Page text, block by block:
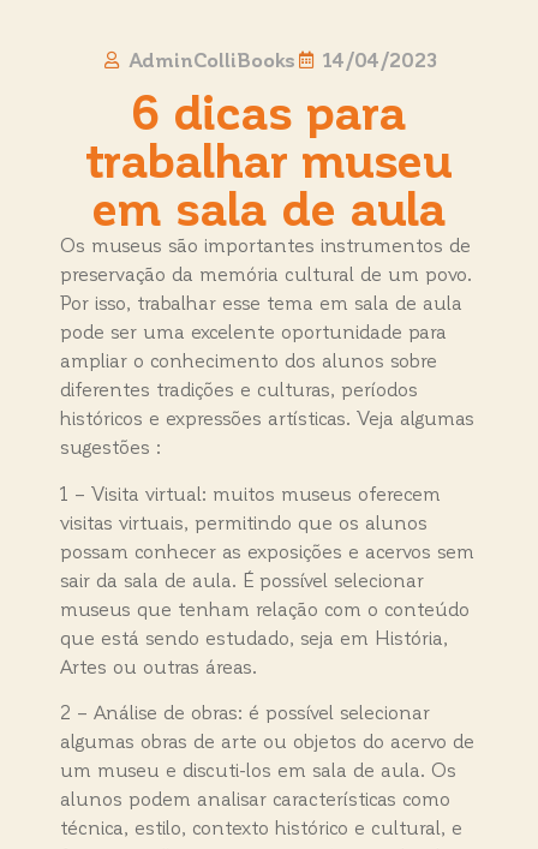
AdminColliBooks 14/04/2023
6 dicas para
trabalhar museu
em sala de aula
Os museus são importantes instrumentos de
preservação da memória cultural de um povo.
Por isso, trabalhar esse tema em sala de aula
pode ser uma excelente oportunidade para
ampliar o conhecimento dos alunos sobre
diferentes tradições e culturas, períodos
históricos e expressões artísticas. Veja algumas
sugestões :
1 – Visita virtual: muitos museus oferecem
visitas virtuais, permitindo que os alunos
possam conhecer as exposições e acervos sem
sair da sala de aula. É possível selecionar
museus que tenham relação com o conteúdo
que está sendo estudado, seja em História,
Artes ou outras áreas.
2 – Análise de obras: é possível selecionar
algumas obras de arte ou objetos do acervo de
um museu e discuti-los em sala de aula. Os
alunos podem analisar características como
técnica, estilo, contexto histórico e cultural, e